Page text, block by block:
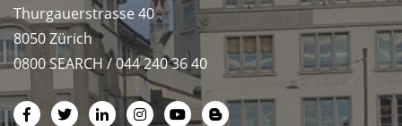
Thurgauerstrasse 40
8050 Zürich
0800 SEARCH / 044 240 36 40